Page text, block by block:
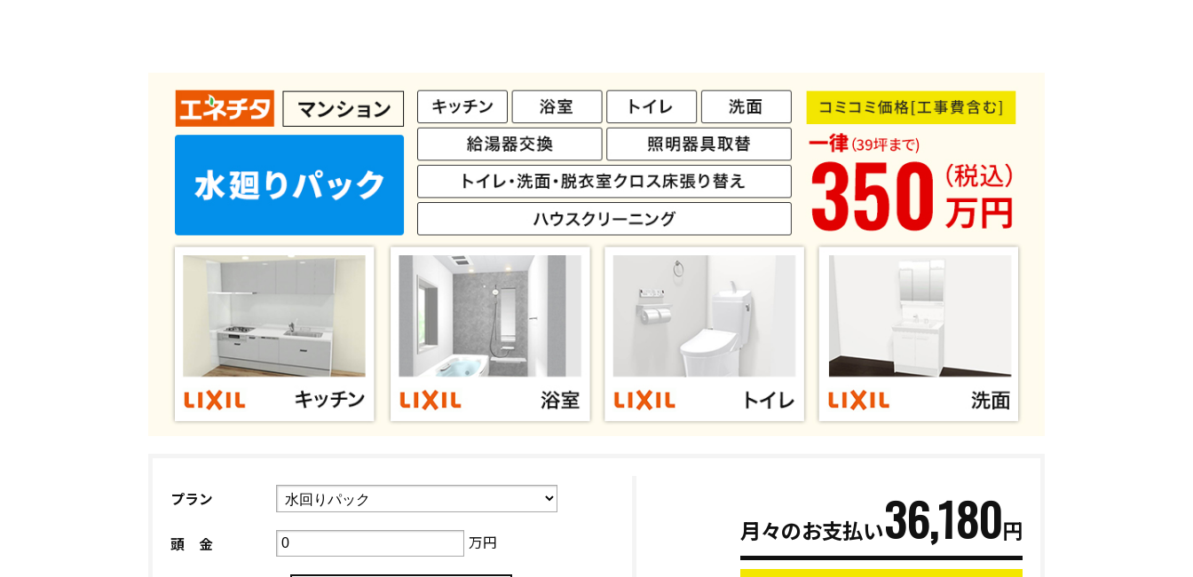
プラン
頭 金 万円 月々のお支払い36,180円